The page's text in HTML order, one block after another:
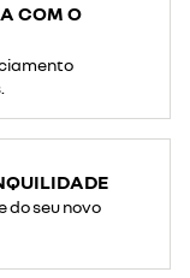
COM O
do seu novo